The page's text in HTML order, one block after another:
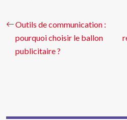
Outils de communication :
pourquoi choisir le ballon
publicitaire ?